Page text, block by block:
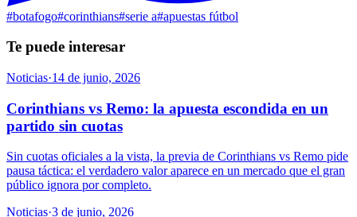
#botafogo#corinthians#serie a#apuestas fútbol
Te puede interesar
Noticias·14 de junio, 2026
Corinthians vs Remo: la apuesta escondida en un
partido sin cuotas
Sin cuotas oficiales a la vista, la previa de Corinthians vs Remo pide
pausa táctica: el verdadero valor aparece en un mercado que el gran
público ignora por completo.
Noticias·3 de junio, 2026